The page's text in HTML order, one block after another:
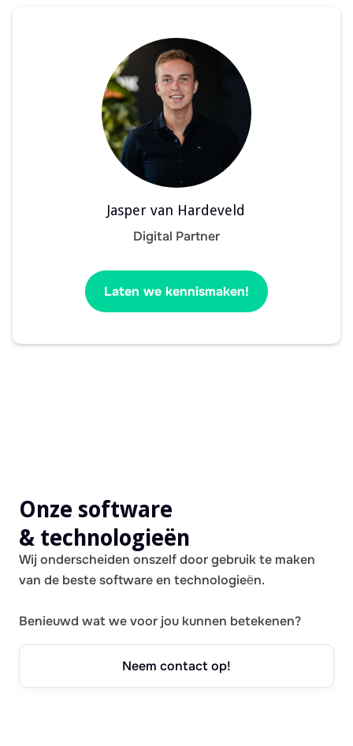
Jasper van Hardeveld
Digital Partner
Laten we kennismaken!
Onze software
& technologieën
Wij onderscheiden onszelf door gebruik te maken
van de beste software en technologieën.
Benieuwd wat we voor jou kunnen betekenen?
Neem contact op!